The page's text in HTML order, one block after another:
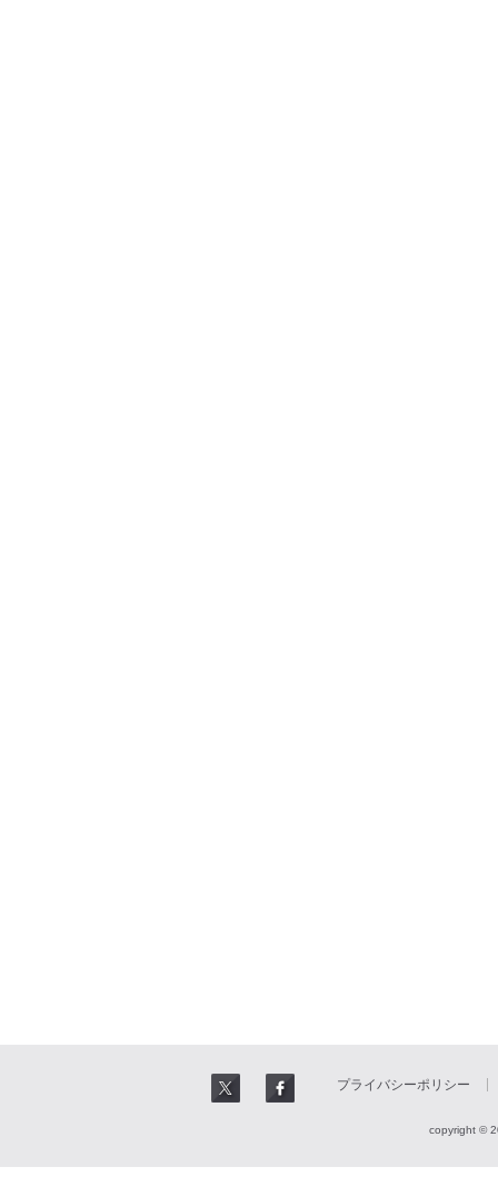
プライバシーポリシー
copyright ©